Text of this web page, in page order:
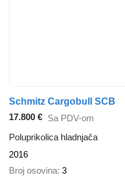
Schmitz Cargobull SCB
17.800 € Sa PDV-om
Poluprikolica hladnjača
2016
Broj osovina 3